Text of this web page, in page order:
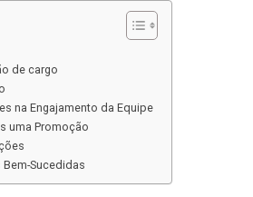
de cargo
na Engajamento da Equipe
uma Promoção
Sucedidas